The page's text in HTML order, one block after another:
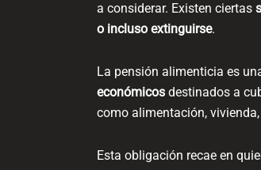
a considerar. Existen ciertas
o incluso extinguirse.
La pensión alimenticia es
económicos destinados a
como alimentación,
Esta obligación recae en